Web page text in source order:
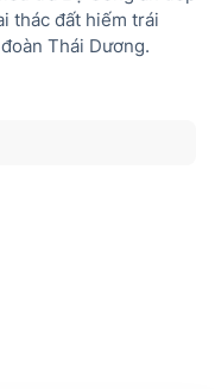
thác đất hiếm trái
Thái Dương.